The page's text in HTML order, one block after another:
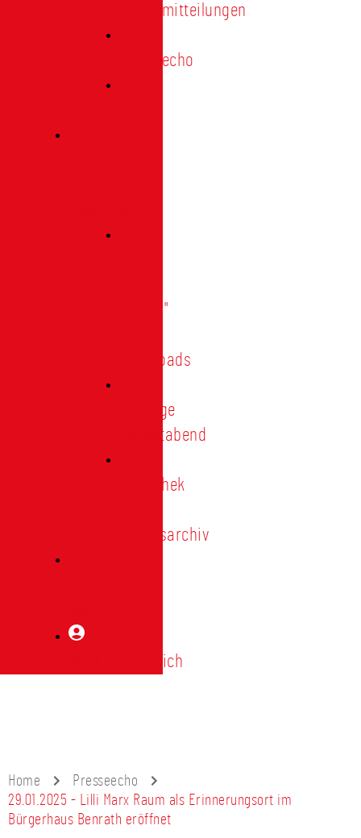
Pressemitteilungen
Presseecho
"digital"
Downloads
Vorträge
Heimatabend
Bibliothek
Vereinsarchiv
Mitgliederbereich
Home
Presseecho
29.01.2025 - Lilli Marx Raum als Erinnerungsort im
Bürgerhaus Benrath eröffnet